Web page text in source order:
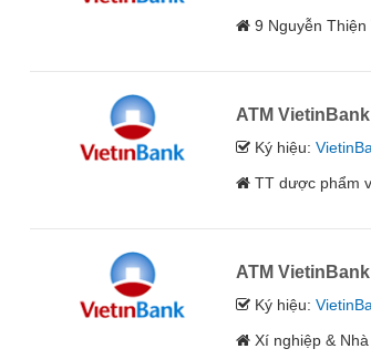
9 Nguyễn
ATM
Ký hiệu:
TT dược phẩm
ATM
Ký hiệu:
Xí nghiệp &